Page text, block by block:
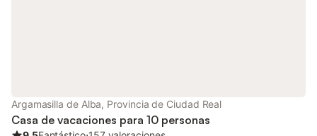
Argamasilla de Alba, Provincia de Ciudad Real
Casa de vacaciones para 10 personas